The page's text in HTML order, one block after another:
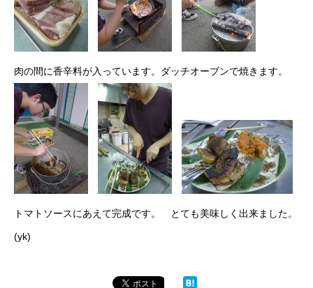
肉の間に香辛料が入っています。ダッチオーブンで焼きます。
トマトソースにあえて完成です。 とても美味しく出来ました。
(yk)